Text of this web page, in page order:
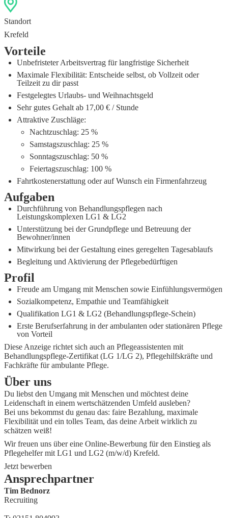
Standort
Krefeld
Vorteile
Unbefristeter Arbeitsvertrag für langfristige Sicherheit
Maximale Flexibilität: Entscheide selbst, ob Vollzeit oder
Teilzeit zu dir passt
Festgelegtes Urlaubs- und Weihnachtsgeld
Sehr gutes Gehalt ab 17,00 € / Stunde
Attraktive Zuschläge:
Nachtzuschlag: 25 %
Samstagszuschlag: 25 %
Sonntagszuschlag: 50 %
Feiertagszuschlag: 100 %
Fahrtkostenerstattung oder auf Wunsch ein Firmenfahrzeug
Aufgaben
Durchführung von Behandlungspflegen nach
Leistungskomplexen LG1 & LG2
Unterstützung bei der Grundpflege und Betreuung der
Bewohner/innen
Mitwirkung bei der Gestaltung eines geregelten Tagesablaufs
Begleitung und Aktivierung der Pflegebedürftigen
Profil
Freude am Umgang mit Menschen sowie Einfühlungsvermögen
Sozialkompetenz, Empathie und Teamfähigkeit
Qualifikation LG1 & LG2 (Behandlungspflege-Schein)
Erste Berufserfahrung in der ambulanten oder stationären Pflege
von Vorteil
Diese Anzeige richtet sich auch an Pflegeassistenten mit
Behandlungspflege‑Zertifikat (LG 1/LG 2), Pflegehilfskräfte und
Fachkräfte für ambulante Pflege.
Über uns
Du liebst den Umgang mit Menschen und möchtest deine
Leidenschaft in einem wertschätzenden Umfeld ausleben?
Bei uns bekommst du genau das: faire Bezahlung, maximale
Flexibilität und ein tolles Team, das deine Arbeit wirklich zu
schätzen weiß!
Wir freuen uns über eine Online-Bewerbung für den Einstieg als
Pflegehelfer mit LG1 und LG2 (m/w/d) Krefeld.
Jetzt bewerben
Ansprechpartner
Tim Bednorz
Recruiting